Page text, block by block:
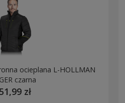
ocieplana L-HOLLMAN
czarna
zł